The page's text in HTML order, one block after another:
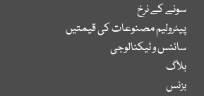
سونے کے نرخ
پیٹرولیم مصنوعات کی قیمتیں
سائنس و ٹیکنالوجی
بلاگ
بزنس